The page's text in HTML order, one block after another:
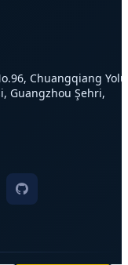
Chuangqiang
Guangzhou Şehri,